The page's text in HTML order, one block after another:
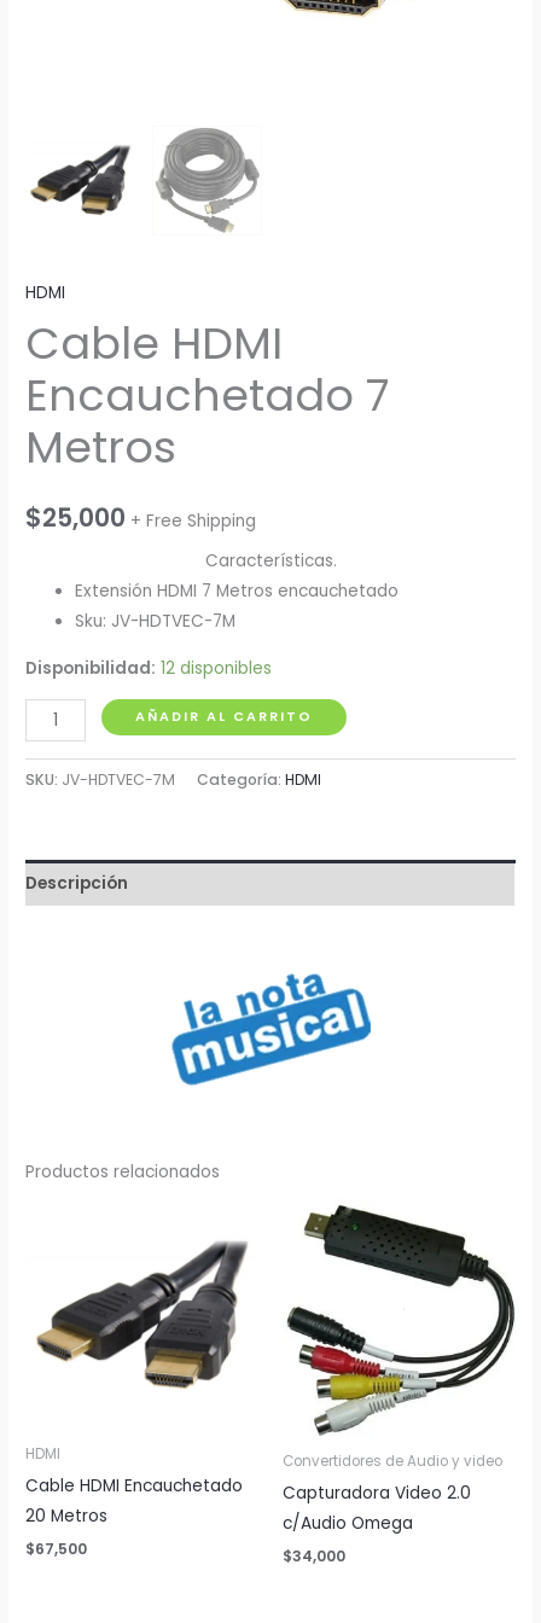
HDMI
Cable HDMI
Encauchetado 7
Metros
$25,000 + Free Shipping
Características.
Extensión HDMI 7 Metros encauchetado
Sku: JV-HDTVEC-7M
Disponibilidad: 12 disponibles
Cable
HDMI
Encauchetado
cantidad
AÑADIR AL CARRITO
SKU: JV-HDTVEC-7M Categoría:HDMI
Descripción
Productos relacionados
HDMI
Cable HDMI Encauchetado
20 Metros
$67,500
Convertidores de Audio y video
Capturadora Video 2.0
c/Audio Omega
$34,000